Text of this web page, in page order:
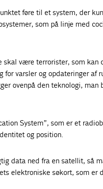
føre til et system, der
som på linje med
være terrorister, som kan
for varsler og opdateringer af
ovenpå den teknologi,
System”, som er et
og position.
data ned fra en satellit, så
elektroniske søkort, som er